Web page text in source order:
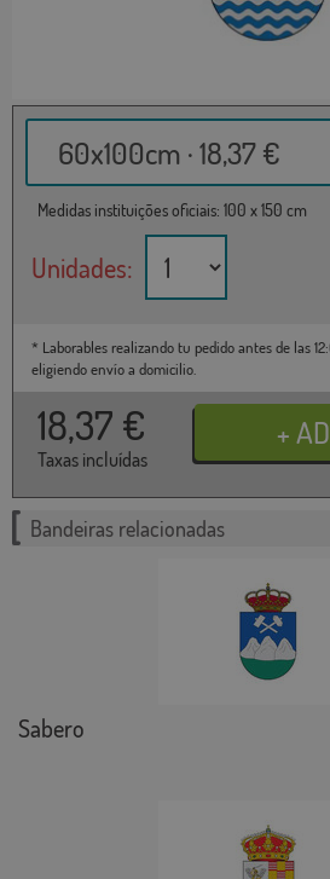
60x100cm · 18,37 €
Medidas instituições oficiais: 100 x 150 cm
Unidades:
* Laborables realizando tu pedido antes de las
eligiendo envío a domicilio.
18,37 €
Taxas incluídas
Bandeiras relacionadas
Sabero